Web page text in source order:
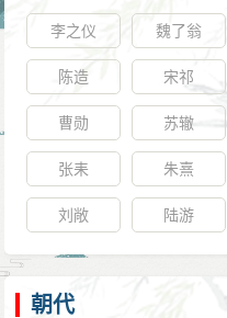
李之仪 魏了翁
陈造 宋祁
曹勋 苏辙
张耒 朱熹
刘敞 陆游
朝代